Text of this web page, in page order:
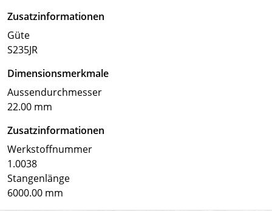
Zusatzinformationen
Güte
S235JR
Dimensionsmerkmale
Aussendurchmesser
22.00 mm
Zusatzinformationen
Werkstoffnummer
1.0038
Stangenlänge
6000.00 mm